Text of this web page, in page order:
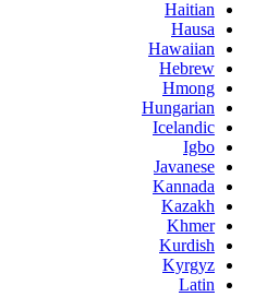
Haitian
Hausa
Hawaiian
Hebrew
Hmong
Hungarian
Icelandic
Igbo
Javanese
Kannada
Kazakh
Khmer
Kurdish
Kyrgyz
Latin